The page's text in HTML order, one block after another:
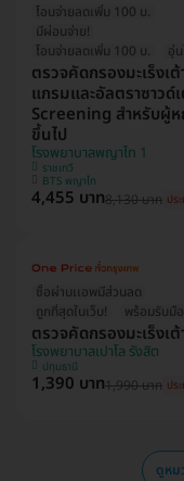
โอนจ่ายลดเพิ่ม 100 บ.
มีผ่อนจ่าย!
โอนจ่ายลดเพิ่ม 100 บ.
อุ่น
ตรวจคัดกรองมะเร็งเ
แกรมและอัลตราซาว
Screening สำหรับผู้
ขึ้นไป
โรงพยาบาลพญาไท 1
ราชเทวี
BTS พญาไท
4,455 บาท8,130 บาท ปร
ซื้อผ่านเเอพมีส่วนลด
ถูกที่สุดในเว็บ!
พร้อมรับมื
ตรวจคัดกรองมะเร็งเ
โรงพยาบาลเปาโล รังสิต
ปทุมธานี
1,390 บาท1,990 บาท ปร
ดูหม